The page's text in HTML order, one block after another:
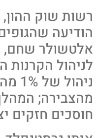
רשות שוק ההון,
הודיעה
אלטשולר שחם,
לניהול הקרנות
מהצבירה;
חוסכים חזקים